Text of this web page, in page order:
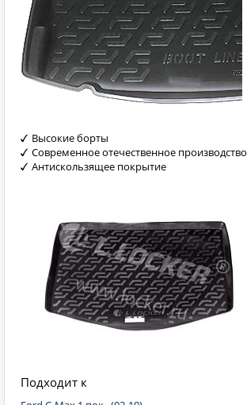
Высокие борты
Современное отечественное производство
Антискользящее покрытие
Подходит к